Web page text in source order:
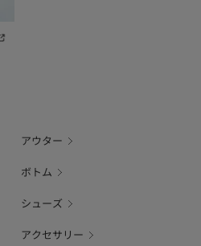
アウター
ボトム
シューズ
アクセサリー